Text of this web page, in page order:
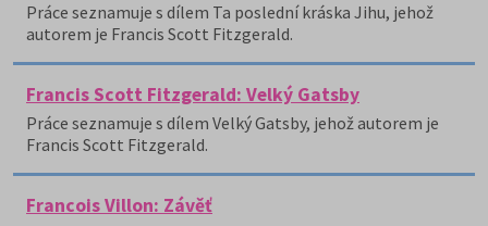
Práce seznamuje s dílem Ta poslední kráska Jihu, jehož
autorem je Francis Scott Fitzgerald.
Francis Scott Fitzgerald: Velký Gatsby
Práce seznamuje s dílem Velký Gatsby, jehož autorem je
Francis Scott Fitzgerald.
Francois Villon: Závěť